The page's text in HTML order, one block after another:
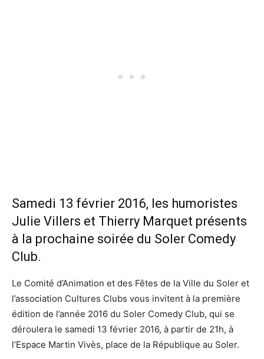
Samedi 13 février 2016, les humoristes
Julie Villers et Thierry Marquet présents
à la prochaine soirée du Soler Comedy
Club.
Le Comité d’Animation et des Fêtes de la Ville du Soler et
l’association Cultures Clubs vous invitent à la première
édition de l’année 2016 du Soler Comedy Club, qui se
déroulera le samedi 13 février 2016, à partir de 21h, à
l’Espace Martin Vivès, place de la République au Soler.